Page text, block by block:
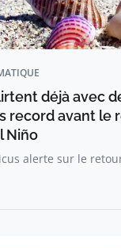
déjà avec
record avant le
Niño
alerte sur le